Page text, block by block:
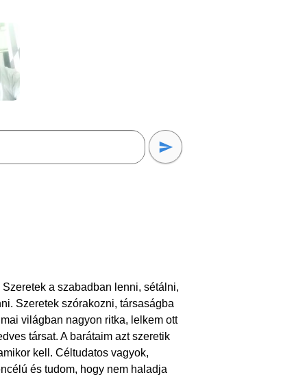
a szabadban lenni, sétálni,
Szeretek szórakozni, társaságba
világban nagyon ritka, lelkem ott
társat. A barátaim azt szeretik
kell. Céltudatos vagyok,
és tudom, hogy nem haladja